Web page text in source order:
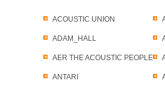
ACOUSTIC UNION
ADAM_HALL
AER THE ACOUSTIC PEOPLE
ANTARI